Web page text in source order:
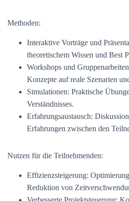
Methoden:
Interaktive Vorträge und
theoretischem Wissen und Best
Workshops und
Konzepte auf reale Szenarien
Simulationen: Praktische
Verständnisses.
Erfahrungsaustausch:
Erfahrungen zwischen den
Nutzen für die Teilnehmenden:
Effizienzsteigerung:
Reduktion von